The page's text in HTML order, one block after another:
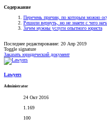
Содержание
Перечень причин, по которым можно
Решили вернуть, но не знаете с чего
Зачем нужны услуги опытного юриста
Последнее редактирование: 20 Апр 2019
Toggle signature
Заказать юридический документ
Lawyers
Administrator
24 Окт 2016
1.169
100